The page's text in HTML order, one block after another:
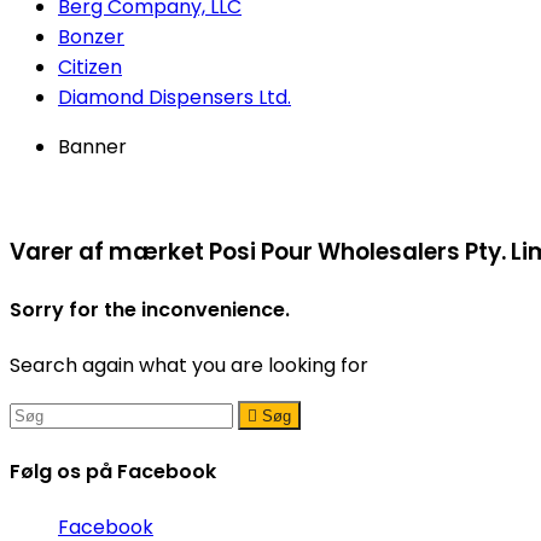
Berg Company, LLC
Bonzer
Citizen
Diamond Dispensers Ltd.
Banner
Varer af mærket Posi Pour Wholesalers Pty.
Sorry for the inconvenience.
Search again what you are looking for
 Søg
Følg os på Facebook
Facebook